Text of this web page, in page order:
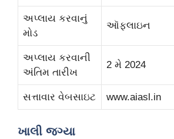
અપ્લાય કરવાનું
મોડ
ઑફલાઇન
અપ્લાય કરવાની
અંતિમ તારીખ
2 મે 2024
સત્તાવાર વેબસાઇટ www.aiasl.in
ખાલી જગ્યા